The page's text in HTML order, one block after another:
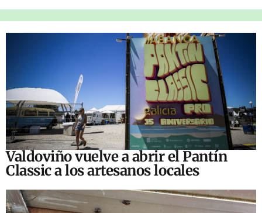
Valdoviño vuelve a abrir el Pantín
Classic a los artesanos locales